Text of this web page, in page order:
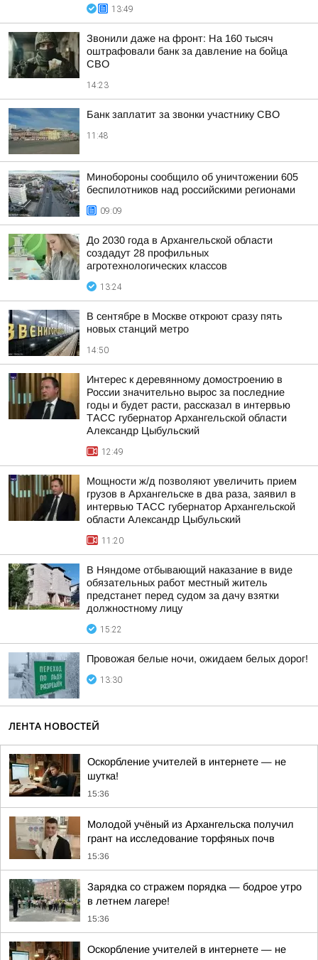
13:49
Звонили даже на фронт: На 160 тысяч
оштрафовали банк за давление на бойца
СВО
14:23
Банк заплатит за звонки участнику СВО
11:48
Минобороны сообщило об уничтожении 605
беспилотников над российскими регионами
09:09
До 2030 года в Архангельской области
создадут 28 профильных
агротехнологических классов
13:24
В сентябре в Москве откроют сразу пять
новых станций метро
14:50
Интерес к деревянному домостроению в
России значительно вырос за последние
годы и будет расти, рассказал в интервью
ТАСС губернатор Архангельской области
Александр Цыбульский
12:49
Мощности ж/д позволяют увеличить прием
грузов в Архангельске в два раза, заявил в
интервью ТАСС губернатор Архангельской
области Александр Цыбульский
11:20
В Няндоме отбывающий наказание в виде
обязательных работ местный житель
предстанет перед судом за дачу взятки
должностному лицу
15:22
Провожая белые ночи, ожидаем белых дорог!
13:30
ЛЕНТА НОВОСТЕЙ
Оскорбление учителей в интернете — не
шутка!
15:36
Молодой учёный из Архангельска получил
грант на исследование торфяных почв
15:36
Зарядка со стражем порядка — бодрое утро
в летнем лагере!
15:36
Оскорбление учителей в интернете — не